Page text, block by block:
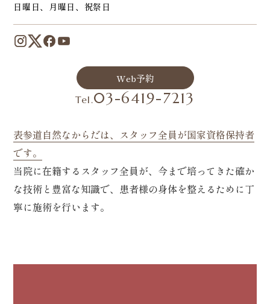
日曜日、月曜日、祝祭日
Web予約
Tel.03-6419-7213
表参道自然なからだは、スタッフ全員が国家資格保持者
です。
当院に在籍するスタッフ全員が、今まで培ってきた確か
な技術と豊富な知識で、患者様の身体を整えるために丁
寧に施術を行います。